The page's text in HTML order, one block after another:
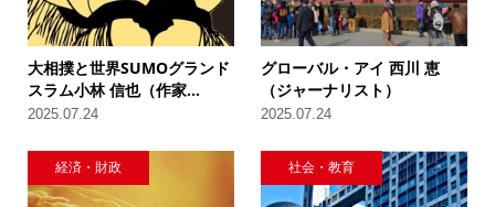
大相撲と世界SUMOグランド
スラム小林 信也（作家...
2025.07.24
グローバル・アイ 西川 恵
（ジャーナリスト）
2025.07.24
経済・財政 社会・教育